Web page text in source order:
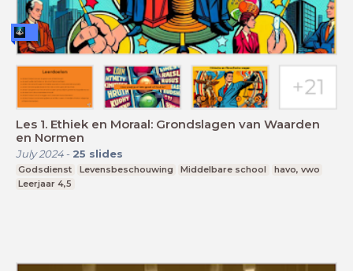
Les 1. Ethiek en Moraal: Grondslagen van Waarden
en Normen
July 2024- 25 slides
Godsdienst Levensbeschouwing Middelbare school
havo, vwo
Leerjaar 4,5